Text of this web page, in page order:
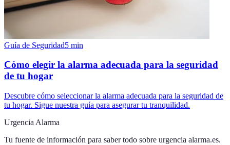
Guía de Seguridad5 min
Cómo elegir la alarma adecuada para la seguridad
de tu hogar
Descubre cómo seleccionar la alarma adecuada para la seguridad de
tu hogar. Sigue nuestra guía para asegurar tu tranquilidad.
Urgencia Alarma
Tu fuente de información para saber todo sobre urgencia alarma.es.